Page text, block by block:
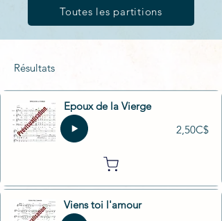
Toutes les partitions
Résultats
Epoux de la Vierge
2,50C$
Viens toi l'amour